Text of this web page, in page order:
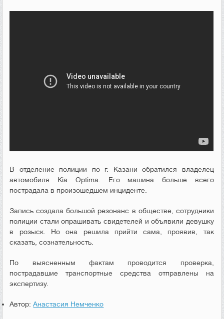
В отделение полиции по г. Казани обратился владелец
автомобиля Kia Optima. Его машина больше всего
пострадала в произошедшем инциденте.
Запись создала большой резонанс в обществе, сотрудники
полиции стали опрашивать свидетелей и объявили девушку
в розыск. Но она решила прийти сама, проявив, так
сказать, сознательность.
По выясненным фактам проводится проверка,
пострадавшие транспортные средства отправлены на
экспертизу.
Автор:Анастасия Немченко